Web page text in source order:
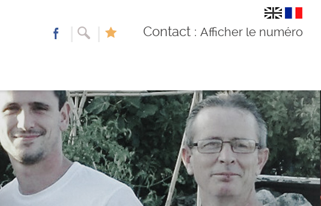
Recherche
Liste
Contact : Afficher le numéro